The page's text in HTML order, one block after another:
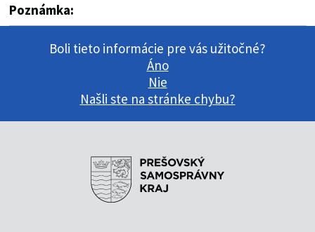
Poznámka:
Boli tieto informácie pre vás užitočné?
Áno
Nie
Našli ste na stránke chybu?